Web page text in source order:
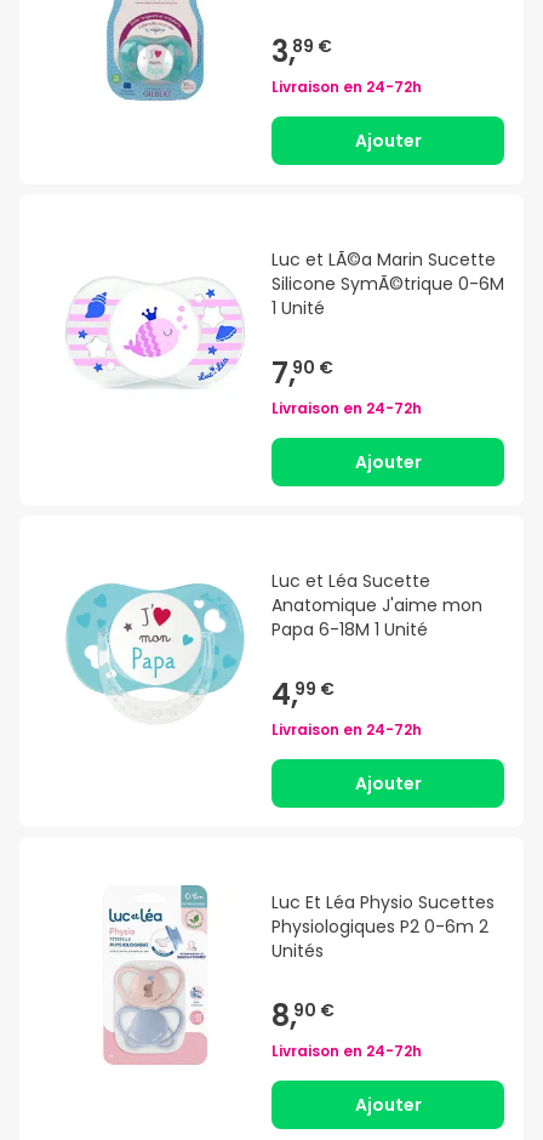
3,89 €
Livraison en 24-72h
Ajouter
Luc et LÃ©a Marin Sucette
Silicone SymÃ©trique 0-6M
1 Unité
7,90 €
Livraison en 24-72h
Ajouter
Luc et Léa Sucette
Anatomique J'aime mon
Papa 6-18M 1 Unité
4,99 €
Livraison en 24-72h
Ajouter
Luc Et Léa Physio Sucettes
Physiologiques P2 0-6m 2
Unités
8,90 €
Livraison en 24-72h
Ajouter